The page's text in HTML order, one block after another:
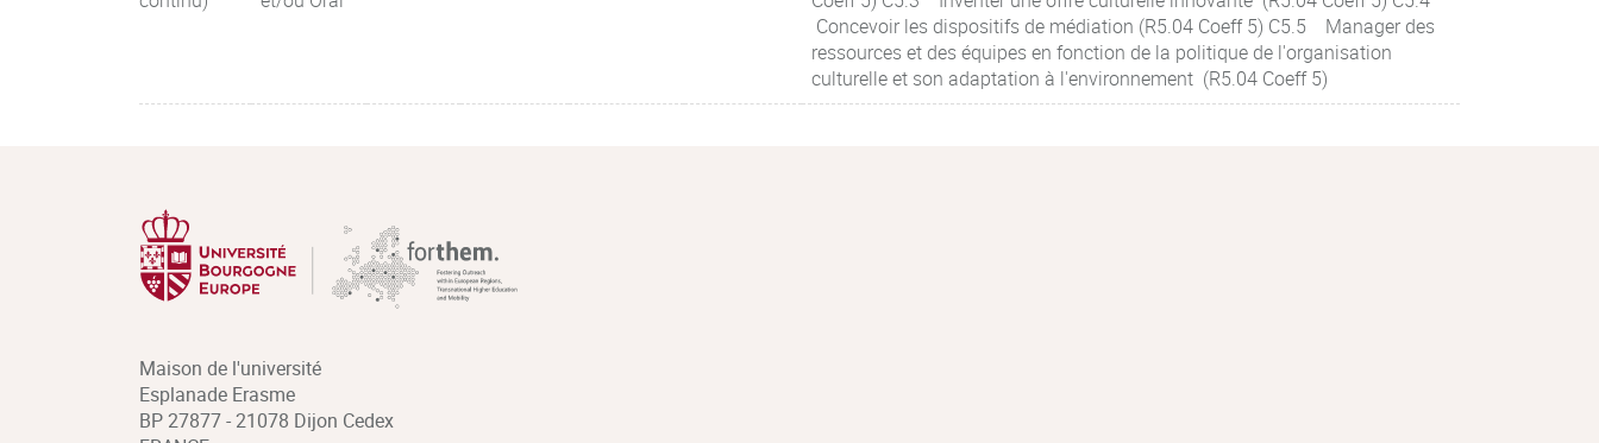
Concevoir les dispositifs de médiation (R5.04 Coeff 5) C5.5 Manager des
ressources et des équipes en fonction de la politique de l'organisation
culturelle et son adaptation à l'environnement (R5.04 Coeff 5)
Maison de l'université
Esplanade Erasme
BP 27877 - 21078 Dijon Cedex